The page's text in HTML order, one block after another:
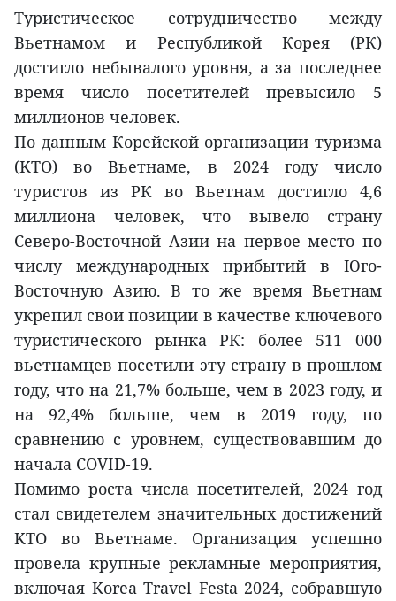
Туристическое сотрудничество между
Вьетнамом и Республикой Корея (РК)
достигло небывалого уровня, а за последнее
время число посетителей превысило 5
миллионов человек.
По данным Корейской организации туризма
(KTO) во Вьетнаме, в 2024 году число
туристов из РК во Вьетнам достигло 4,6
миллиона человек, что вывело страну
Северо-Восточной Азии на первое место по
числу международных прибытий в Юго-
Восточную Азию. В то же время Вьетнам
укрепил свои позиции в качестве ключевого
туристического рынка РК: более 511 000
вьетнамцев посетили эту страну в прошлом
году, что на 21,7% больше, чем в 2023 году, и
на 92,4% больше, чем в 2019 году, по
сравнению с уровнем, существовавшим до
начала COVID-19.
Помимо роста числа посетителей, 2024 год
стал свидетелем значительных достижений
KTO во Вьетнаме. Организация успешно
провела крупные рекламные мероприятия,
включая Korea Travel Festa 2024, собравшую